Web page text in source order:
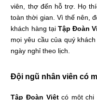
viên, thợ đến hỗ trợ. Họ
toàn thời gian. Vì thế nên,
khách hàng tại Tập Đoàn
mọi yêu cầu của quý
ngày nghỉ theo lịch.
Đội ngũ nhân viên có
Tập Đoàn Việtcó một chi